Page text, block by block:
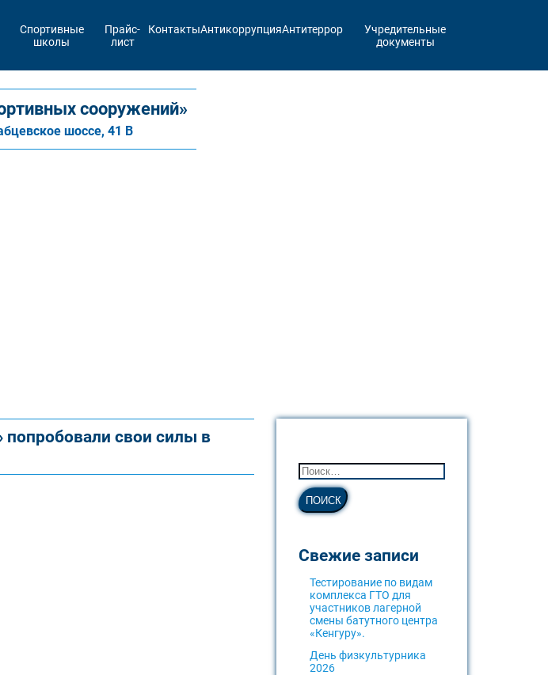
Спортивные
школы
Прайс-
лист
КонтактыАнтикоррупцияАнтитеррор
Учредительные
документы
сооружений»
шоссе, 41 В
свои силы в
Свежие записи
Тестирование по видам
комплекса ГТО для
участников лагерной
смены батутного центра
«Кенгуру».
День физкультурника
2026